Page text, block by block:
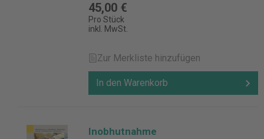
45,00 €
Pro Stück
inkl. MwSt.
Zur Merkliste hinzufügen
In den Warenkorb
Inobhutnahme